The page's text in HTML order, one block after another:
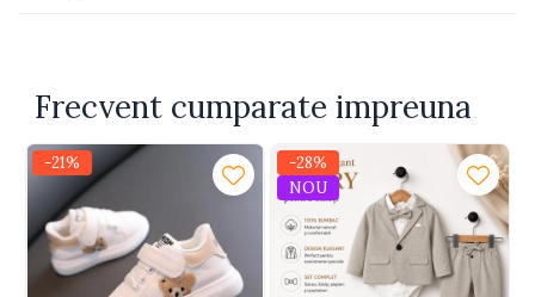
Frecvent cumparate impreuna
-21%
-28%
NOU